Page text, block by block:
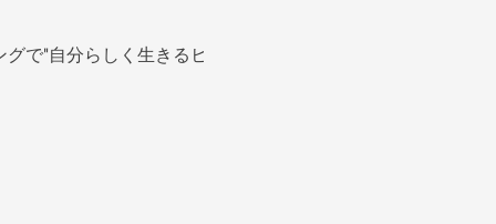
で"自分らしく生きるヒント"